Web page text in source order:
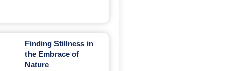
Finding Stillness in
the Embrace of
Nature